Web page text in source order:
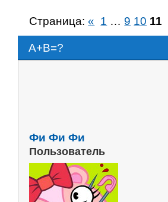
А+В=?
Страница:« 1 … 9 10 11
Фи Фи Фи
Пользователь